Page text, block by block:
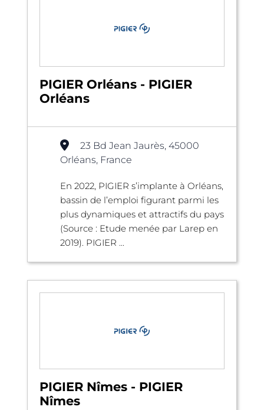
PIGIER Orléans - PIGIER
Orléans
23 Bd Jean Jaurès, 45000
Orléans, France
En 2022, PIGIER s’implante à Orléans,
bassin de l’emploi figurant parmi les
plus dynamiques et attractifs du pays
(Source : Etude menée par Larep en
2019). PIGIER ...
PIGIER Nîmes - PIGIER
Nîmes